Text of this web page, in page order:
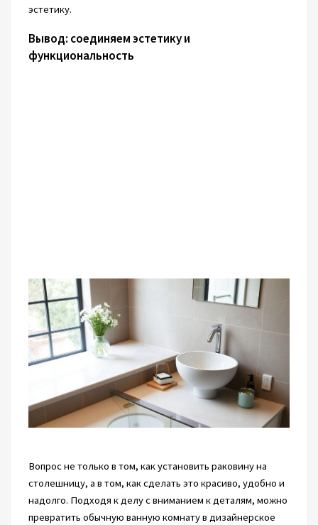
эстетику.
Вывод: соединяем эстетику и
функциональность
Вопрос не только в том, как установить раковину на
столешницу, а в том, как сделать это красиво, удобно и
надолго. Подходя к делу с вниманием к деталям, можно
превратить обычную ванную комнату в дизайнерское